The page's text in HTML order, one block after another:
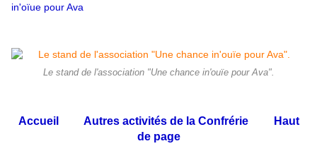
in'oïue pour Ava
Le stand de l'association "Une chance in'ouïe pour Ava".
Accueil Autres activités de la Confrérie
Haut
de page